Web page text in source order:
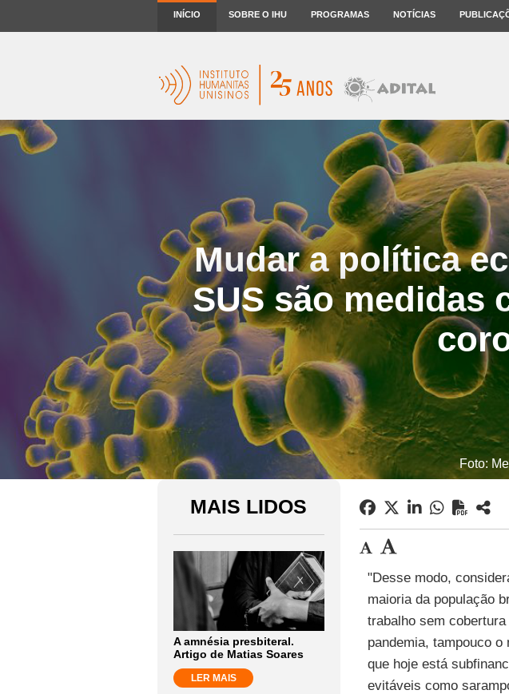
INÍCIO SOBRE O IHU PROGRAMAS NOTÍCIAS
Mudar a política
SUS são medidas
Foto:
MAIS LIDOS
A amnésia presbiteral.
Artigo de Matias Soares
LER MAIS
"Desse modo,
maioria da população
trabalho sem
pandemia, tampouco
que hoje está
evitáveis como